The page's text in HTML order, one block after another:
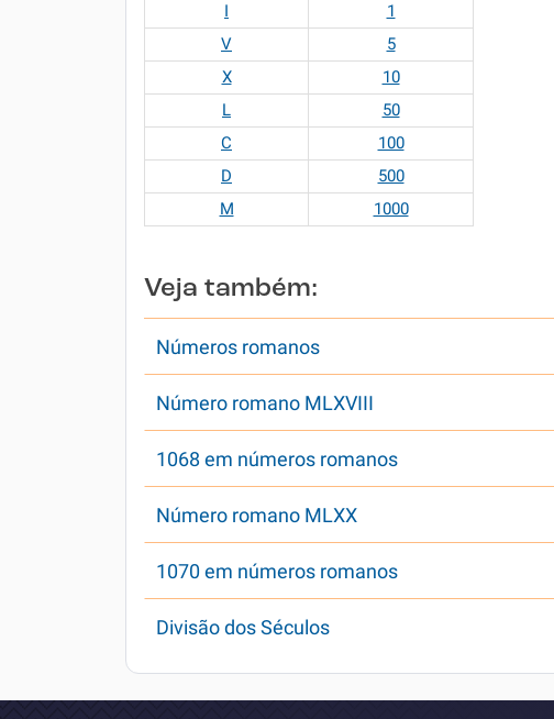
I
1
V
5
X
10
L
50
C
100
D
500
M
1000
Veja também:
Números romanos
Número romano MLXVIII
1068 em números romanos
Número romano MLXX
1070 em números romanos
Divisão dos Séculos